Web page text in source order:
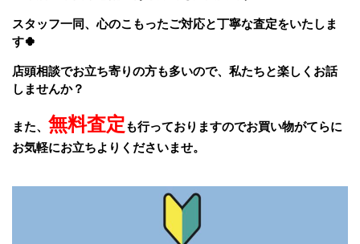
スタッフ一同、心のこもったご対応と丁寧な査定をいたしま
す🍀
店頭相談でお立ち寄りの方も多いので、私たちと楽しくお話
しませんか？
また、 無料査定も行っておりますのでお買い物がてらに
お気軽にお立ちよりくださいませ。